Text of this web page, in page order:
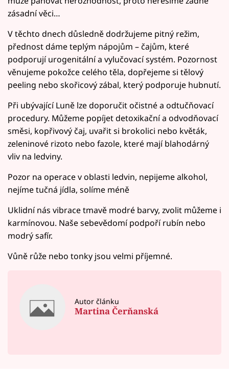
zásadní věci…
V těchto dnech důsledně dodržujeme pitný režim,
přednost dáme teplým nápojům – čajům, které
podporují urogenitální a vylučovací systém. Pozornost
věnujeme pokožce celého těla, dopřejeme si tělový
peeling nebo skořicový zábal, který podporuje hubnutí.
Při ubývající Luně lze doporučit očistné a odtučňovací
procedury. Můžeme popíjet detoxikační a odvodňovací
směsi, kopřivový čaj, uvařit si brokolici nebo květák,
zeleninové rizoto nebo fazole, které mají blahodárný
vliv na ledviny.
Pozor na operace v oblasti ledvin, nepijeme alkohol,
nejíme tučná jídla, solíme méně
Uklidní nás vibrace tmavě modré barvy, zvolit můžeme i
karmínovou. Naše sebevědomí podpoří rubín nebo
modrý safír.
Vůně růže nebo tonky jsou velmi příjemné.
Autor článku
Martina Čerňanská